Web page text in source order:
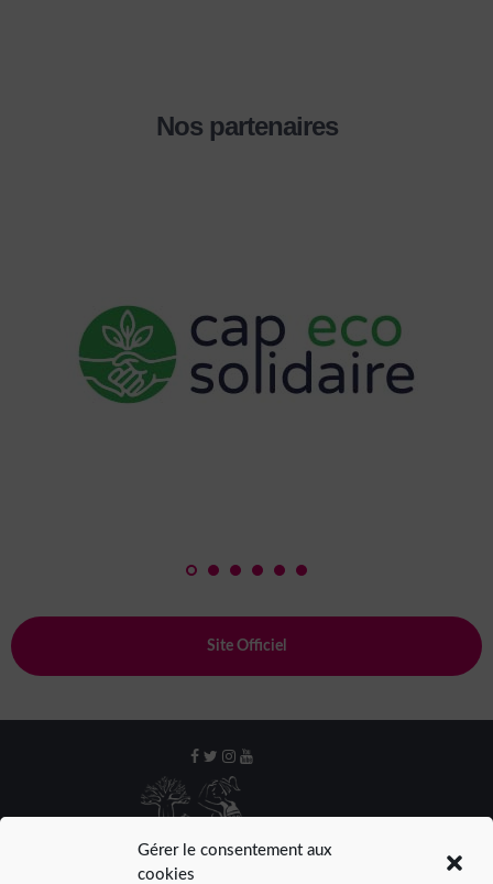
Gérer le consentement aux
cookies
Nos partenaires
Site Officiel